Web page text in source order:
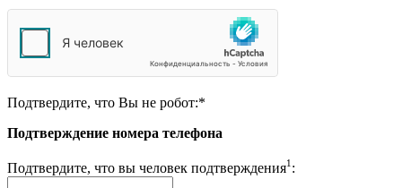
Подтвердите, что Вы не робот:*
Подтверждение номера телефона
Подтвердите, что вы человек подтверждения1 :